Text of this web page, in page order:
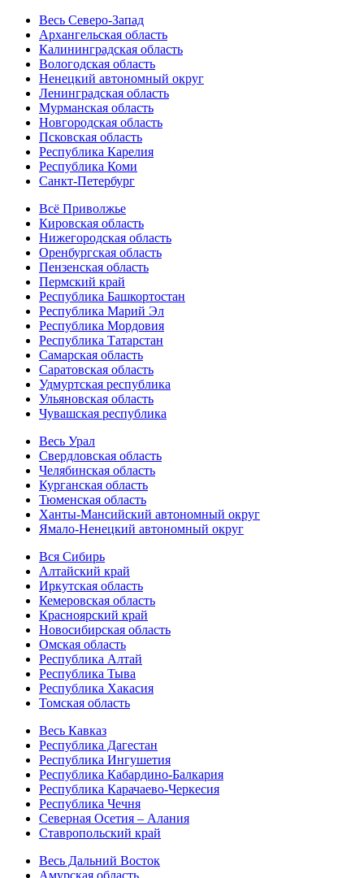
Весь Северо-Запад
Архангельская область
Калининградская область
Вологодская область
Ненецкий автономный округ
Ленинградская область
Мурманская область
Новгородская область
Псковская область
Республика Карелия
Республика Коми
Санкт-Петербург
Всё Приволжье
Кировская область
Нижегородская область
Оренбургская область
Пензенская область
Пермский край
Республика Башкортостан
Республика Марий Эл
Республика Мордовия
Республика Татарстан
Самарская область
Саратовская область
Удмуртская республика
Ульяновская область
Чувашская республика
Весь Урал
Свердловская область
Челябинская область
Курганская область
Тюменская область
Ханты-Мансийский автономный округ
Ямало-Ненецкий автономный округ
Вся Сибирь
Алтайский край
Иркутская область
Кемеровская область
Красноярский край
Новосибирская область
Омская область
Республика Алтай
Республика Тыва
Республика Хакасия
Томская область
Весь Кавказ
Республика Дагестан
Республика Ингушетия
Республика Кабардино-Балкария
Республика Карачаево-Черкесия
Республика Чечня
Северная Осетия – Алания
Ставропольский край
Весь Дальний Восток
Амурская область